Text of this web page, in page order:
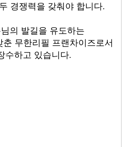
경쟁력을 갖춰야 합니다.
의 발길을 유도하는
무한리필 프랜차이즈로서
수하고 있습니다.